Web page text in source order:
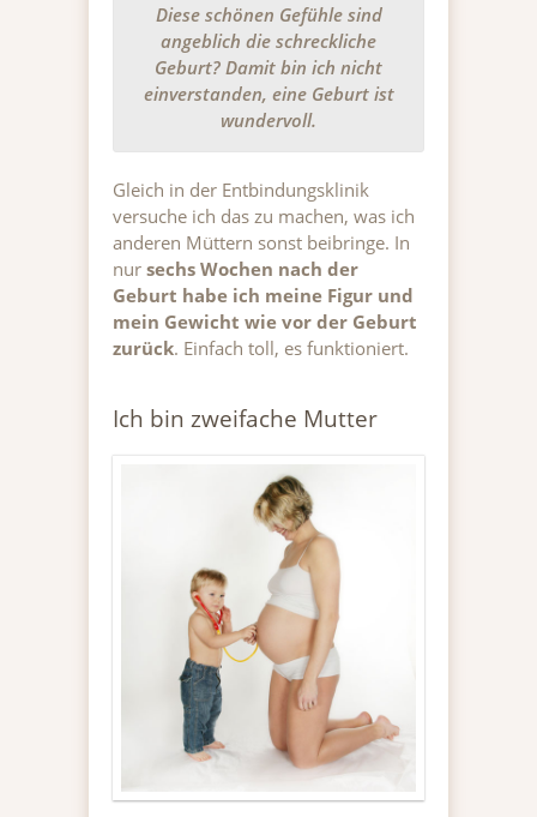
Diese schönen Gefühle sind
angeblich die schreckliche
Geburt? Damit bin ich nicht
einverstanden, eine Geburt ist
wundervoll.
Gleich in der Entbindungsklinik
versuche ich das zu machen, was ich
anderen Müttern sonst beibringe. In
nur sechs Wochen nach der
Geburt habe ich meine Figur und
mein Gewicht wie vor der Geburt
zurück. Einfach toll, es funktioniert.
Ich bin zweifache Mutter